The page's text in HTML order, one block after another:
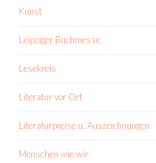
Kunst
Leipziger Buchmesse
Lesekreis
Literatur vor Ort
Literaturpreise u. Auszeichnungen
Menschen wie wir